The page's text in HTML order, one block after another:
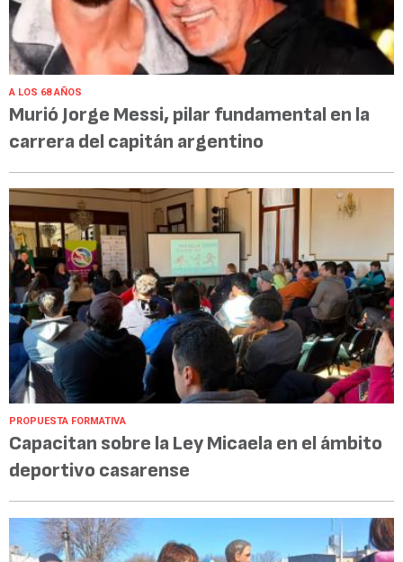
A LOS 68 AÑOS
Murió Jorge Messi, pilar fundamental en la
carrera del capitán argentino
PROPUESTA FORMATIVA
Capacitan sobre la Ley Micaela en el ámbito
deportivo casarense